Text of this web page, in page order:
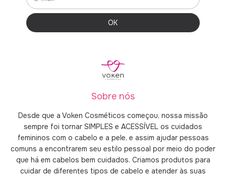
Sobre nós
Desde que a Voken Cosméticos começou, nossa missão
sempre foi tornar SIMPLES e ACESSÍVEL os cuidados
femininos com o cabelo e a pele, e assim ajudar pessoas
comuns a encontrarem seu estilo pessoal por meio do poder
que há em cabelos bem cuidados. Criamos produtos para
cuidar de diferentes tipos de cabelo e atender às suas